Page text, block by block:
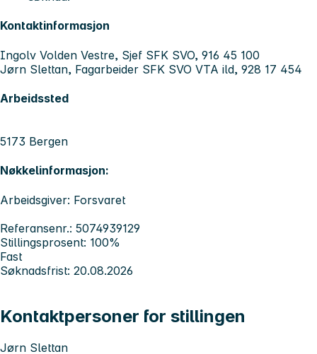
Kontaktinformasjon
Ingolv Volden Vestre, Sjef SFK SVO, 916 45 100
Jørn Slettan, Fagarbeider SFK SVO VTA ild, 928 17 454
Arbeidssted
5173 Bergen
Nøkkelinformasjon:
Arbeidsgiver: Forsvaret
Referansenr.: 5074939129
Stillingsprosent: 100%
Fast
Søknadsfrist: 20.08.2026
Kontaktpersoner for stillingen
Jørn Slettan